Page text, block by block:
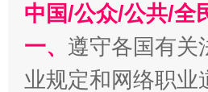
中国/公众/公共/全
一、 遵守各国有关
业规定和网络职业